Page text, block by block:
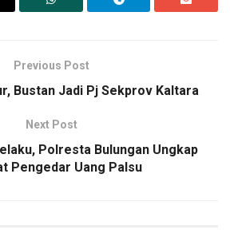
Previous Post
Bustan Jadi Pj Sekprov Kaltara
Next Post
Polresta Bulungan Ungkap
Pengedar Uang Palsu